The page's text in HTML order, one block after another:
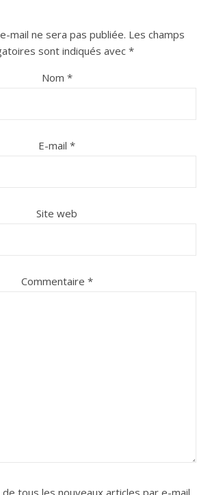
mail ne sera pas publiée. Les champs
sont indiqués avec *
Nom *
E-mail *
Site web
Commentaire *
tous les nouveaux articles par e-mail.